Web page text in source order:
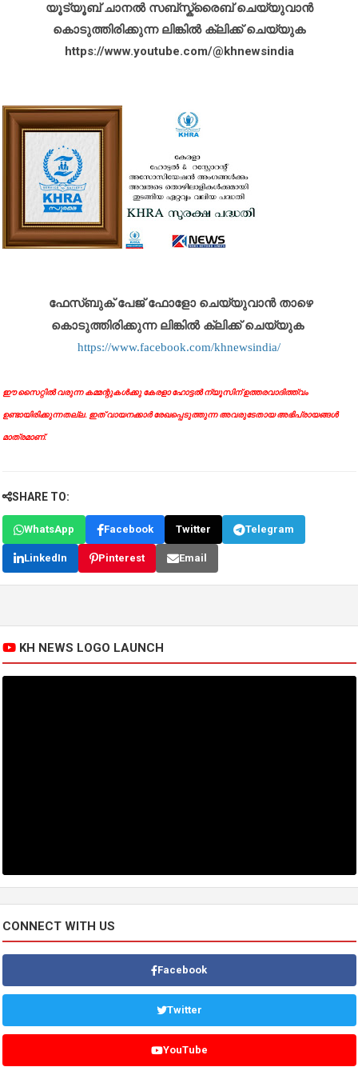
യൂട്യൂബ് ചാനൽ സബ്സ്ക്രൈബ് ചെയ്യുവാൻ
കൊടുത്തിരിക്കുന്ന ലിങ്കിൽ ക്ലിക്ക് ചെയ്യുക
https://www.youtube.com/@khnewsindia
ഫേസ്ബുക് പേജ് ഫോളോ ചെയ്യുവാൻ താഴെ
കൊടുത്തിരിക്കുന്ന ലിങ്കിൽ ക്ലിക്ക് ചെയ്യുക
https://www.facebook.com/khnewsindia/
ഈ സൈറ്റിൽ വരുന്ന കമ്മന്റുകൾക്കു കേരളാ ഹോട്ടൽ ന്യൂസിന് ഉത്തരവാദിത്ത്വം
ഉണ്ടായിരിക്കുന്നതല്ല. ഇത് വായനക്കാർ രേഖപ്പെടുത്തുന്ന അവരുടേതായ അഭിപ്രായങ്ങൾ
മാത്രമാണ്.
SHARE TO:
WhatsApp Facebook Twitter Telegram
LinkedIn Pinterest Email
KH NEWS LOGO LAUNCH
CONNECT WITH US
Facebook
Twitter
YouTube